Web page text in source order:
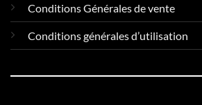
Conditions Générales de vente
Conditions générales d’utilisation